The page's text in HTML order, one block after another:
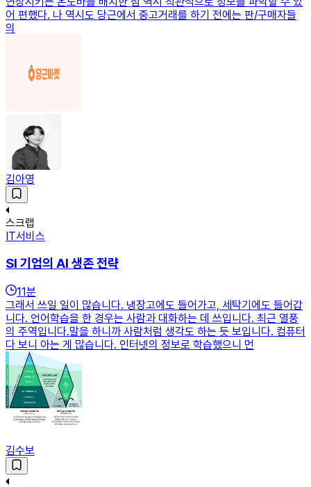
어 편했다. 나 역시도 당근에서 중고거래를 하기 전에는 판/구매자들
의
김아영
스크랩
IT서비스
SI 기업의 AI 생존 전략
11분
그래서 쓰일 일이 많습니다. 냉장고에도 들어가고, 세탁기에도 들어갑
니다. 언어학습을 한 경우는 사람과 대화하는 데 쓰입니다. 최근 열풍
의 주역입니다.말을 하니까 사람처럼 생각도 하는 듯 보입니다. 컴퓨터
다 보니 아는 게 많습니다. 인터넷의 정보로 학습했으니 먼
김수보